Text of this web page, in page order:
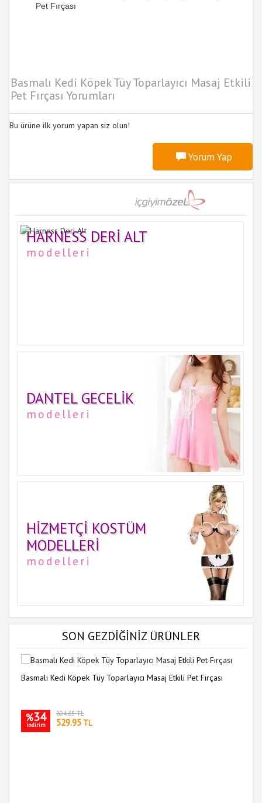
Pet Fırçası
Basmalı Kedi Köpek Tüy Toparlayıcı Masaj Etkili
Pet Fırçası Yorumları
Bu ürüne ilk yorum yapan siz olun!
Yorum Yap
HARNESS DERI ALT
modelleri
DANTEL GECELIK
modelleri
HIZMETÇI KOSTÜM
MODELLERI
modelleri
SON GEZDİĞİNİZ ÜRÜNLER
Basmalı Kedi Köpek Tüy Toparlayıcı Masaj Etkili Pet Fırçası
%34
indirim
804.65 TL
529.95 TL